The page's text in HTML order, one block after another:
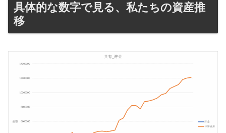
具体的な数字で見る、私たちの資産推
移